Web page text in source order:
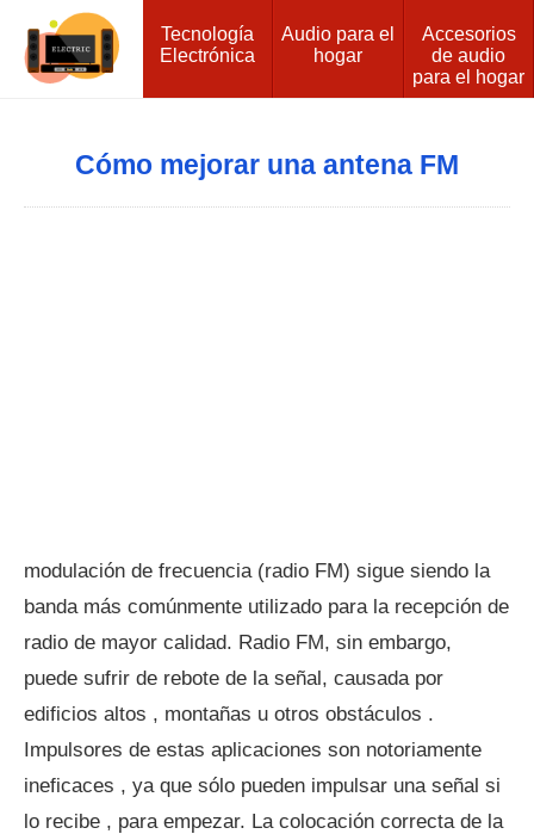
Tecnología
Electrónica
Audio para el
hogar
Accesorios
de audio
para el hogar
Cómo mejorar una antena FM
modulación de frecuencia (radio FM) sigue siendo la
banda más comúnmente utilizado para la recepción de
radio de mayor calidad. Radio FM, sin embargo,
puede sufrir de rebote de la señal, causada por
edificios altos , montañas u otros obstáculos .
Impulsores de estas aplicaciones son notoriamente
ineficaces , ya que sólo pueden impulsar una señal si
lo recibe , para empezar. La colocación correcta de la